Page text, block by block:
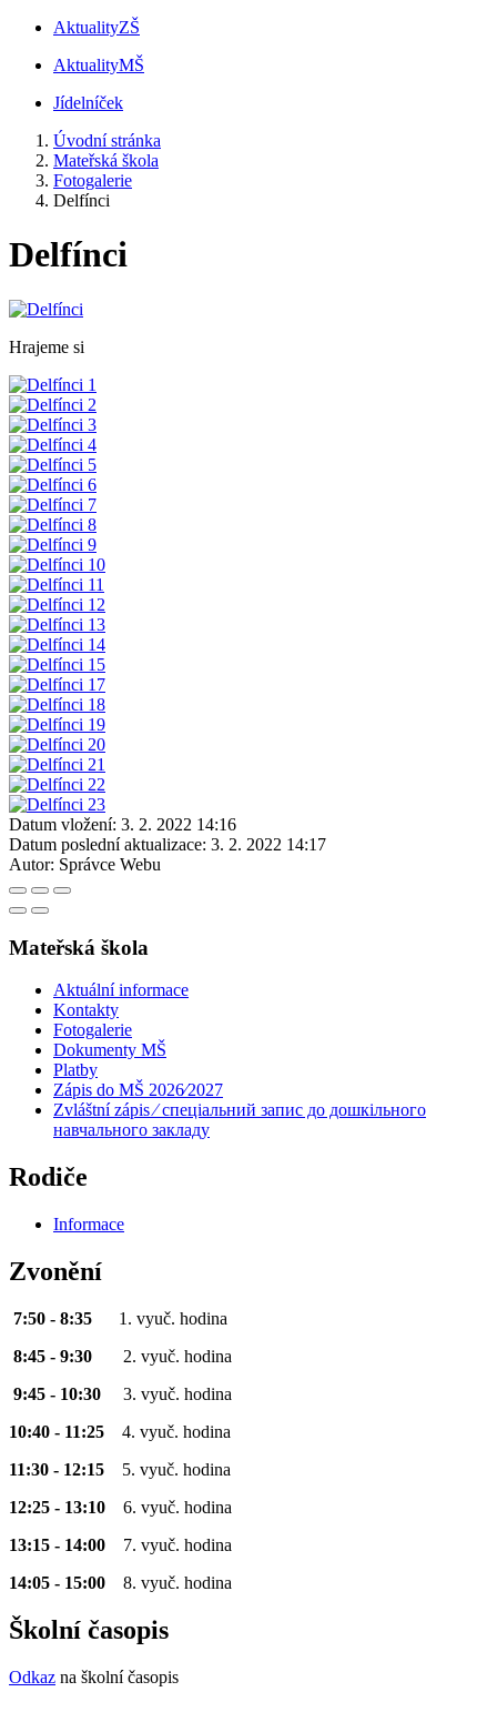
AktualityZŠ
AktualityMŠ
Jídelníček
Úvodní stránka
Mateřská škola
Fotogalerie
Delfínci
Delfínci
Hrajeme si
Datum vložení: 3. 2. 2022 14:16
Datum poslední aktualizace: 3. 2. 2022 14:17
Autor: Správce Webu
Mateřská škola
Aktuální informace
Kontakty
Fotogalerie
Dokumenty MŠ
Platby
Zápis do MŠ 2026⁄2027
Zvláštní zápis ⁄ спеціальний запис до дошкільного
навчального закладу
Rodiče
Informace
Zvonění
7:50 - 8:35 1. vyuč. hodina
8:45 - 9:30 2. vyuč. hodina
9:45 - 10:30 3. vyuč. hodina
10:40 - 11:25 4. vyuč. hodina
11:30 - 12:15 5. vyuč. hodina
12:25 - 13:10 6. vyuč. hodina
13:15 - 14:00 7. vyuč. hodina
14:05 - 15:00 8. vyuč. hodina
Školní časopis
Odkaz na školní časopis